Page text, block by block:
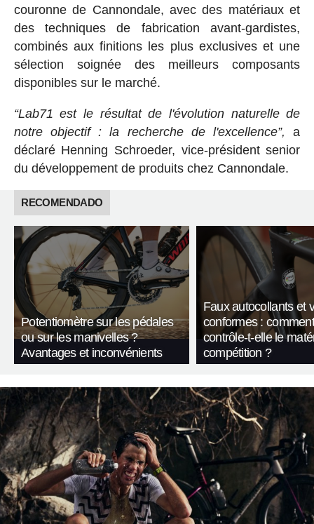
couronne de Cannondale, avec des matériaux et
des techniques de fabrication avant-gardistes,
combinés aux finitions les plus exclusives et une
sélection soignée des meilleurs composants
disponibles sur le marché.
“Lab71 est le résultat de l'évolution naturelle de
notre objectif : la recherche de l'excellence”,
a
déclaré Henning Schroeder, vice-président senior
du développement de produits chez Cannondale.
RECOMENDADO
Potentiomètre sur les pédales
ou sur les manivelles ?
Avantages et inconvénients
Faux autocollants et
conformes :
contrôle-t-elle le
compétition ?